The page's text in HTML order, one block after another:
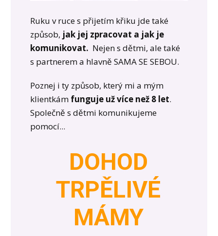
Ruku v ruce s přijetím křiku jde také
způsob, jak jej zpracovat a jak je
komunikovat. Nejen s dětmi, ale také
s partnerem a hlavně SAMA SE SEBOU.
Poznej i ty způsob, který mi a mým
klientkám funguje už více než 8 let.
Společně s dětmi komunikujeme
pomocí...
DOHOD
TRPĚLIVÉ
MÁMY